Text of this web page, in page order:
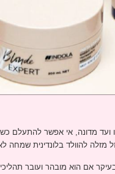
ועד מדונה, אי אפשר להתעלם
להוולד בלונדינית שמחה
אם הוא מובהר ועובר